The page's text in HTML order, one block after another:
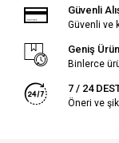
Güvenli
Güvenli ve
Geniş
Binlerce
7 / 24
Öneri ve